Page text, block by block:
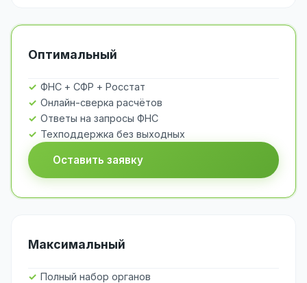
Оптимальный
ФНС + СФР + Росстат
Онлайн-сверка расчётов
Ответы на запросы ФНС
Техподдержка без выходных
Оставить заявку
Максимальный
Полный набор органов